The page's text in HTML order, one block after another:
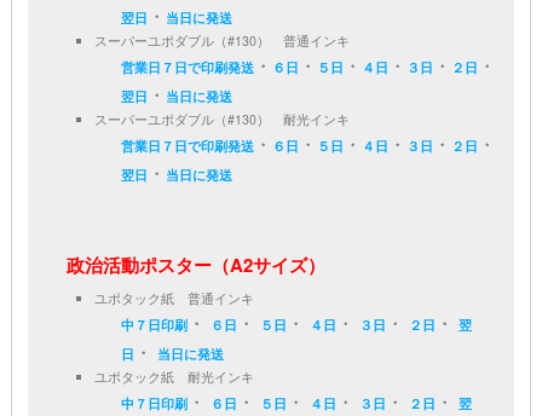
翌日 ・ 当日に発送
スーパーユポダブル（#130） 普通インキ
営業日７日で印刷発送 ・ ６日 ・ ５日 ・ ４日 ・ ３日 ・ ２日 ・
翌日 ・ 当日に発送
スーパーユポダブル（#130） 耐光インキ
営業日７日で印刷発送 ・ ６日 ・ ５日 ・ ４日 ・ ３日 ・ ２日 ・
翌日 ・ 当日に発送
政治活動ポスター（A2サイズ）
ユポタック紙 普通インキ
中７日印刷 ・ ６日 ・ ５日 ・ ４日 ・ ３日 ・ ２日 ・翌
日 ・
当日に発送
ユポタック紙 耐光インキ
中７日印刷 ・ ６日 ・ ５日 ・ ４日 ・ ３日 ・ ２日 ・翌